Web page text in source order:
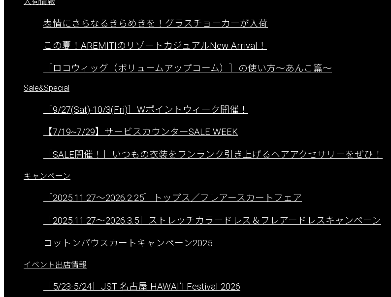
表情にさらなるきらめきを！グラスチョーカーが入荷
この夏！AREMITIのリゾートカジュアルNew Arrival！
［ロコウィッグ（ボリュームアップコーム）］の使い方〜あんこ篇〜
Sale&Special
［9/27(Sat)-10/3(Fri)］Wポイントウィーク開催！
【7/19~7/29】サービスカウンターSALE WEEK
［SALE開催！］いつもの衣装をワンランク引き上げるヘアアクセサリーをぜひ！
キャンペーン
［2025.11.27〜2026.2.25］トップス／フレアースカートフェア
［2025.11.27〜2026.3.5］ストレッチカラードレス＆フレアードレスキャンペーン
コットンパウスカートキャンペーン2025
イベント出店情報
［5/23-5/24］JST 名古屋 HAWAIʻI Festival 2026